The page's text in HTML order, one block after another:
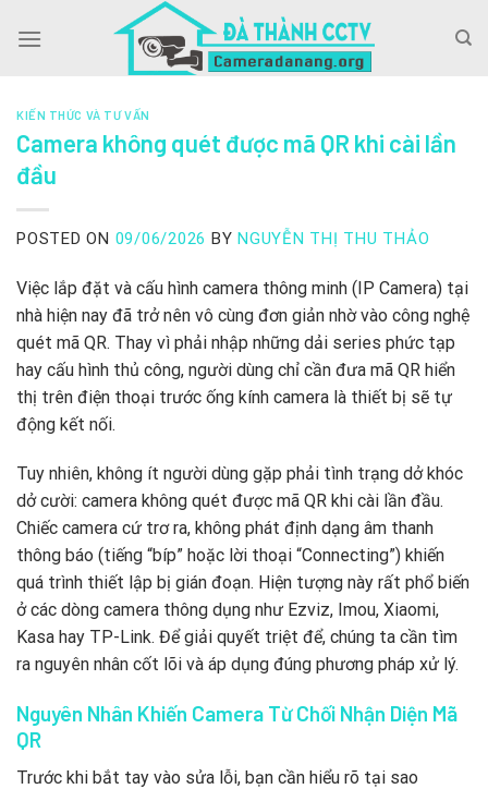
KIẾN THỨC VÀ TƯ VẤN
Camera không quét được mã QR khi cài lần
đầu
POSTED ON 09/06/2026 BY NGUYỄN THỊ THU THẢO
Việc lắp đặt và cấu hình camera thông minh (IP Camera) tại
nhà hiện nay đã trở nên vô cùng đơn giản nhờ vào công nghệ
quét mã QR. Thay vì phải nhập những dải series phức tạp
hay cấu hình thủ công, người dùng chỉ cần đưa mã QR hiển
thị trên điện thoại trước ống kính camera là thiết bị sẽ tự
động kết nối.
Tuy nhiên, không ít người dùng gặp phải tình trạng dở khóc
dở cười: camera không quét được mã QR khi cài lần đầu.
Chiếc camera cứ trơ ra, không phát định dạng âm thanh
thông báo (tiếng “bíp” hoặc lời thoại “Connecting”) khiến
quá trình thiết lập bị gián đoạn. Hiện tượng này rất phổ biến
ở các dòng camera thông dụng như Ezviz, Imou, Xiaomi,
Kasa hay TP-Link. Để giải quyết triệt để, chúng ta cần tìm
ra nguyên nhân cốt lõi và áp dụng đúng phương pháp xử lý.
Nguyên Nhân Khiến Camera Từ Chối Nhận Diện Mã
QR
Trước khi bắt tay vào sửa lỗi, bạn cần hiểu rõ tại sao